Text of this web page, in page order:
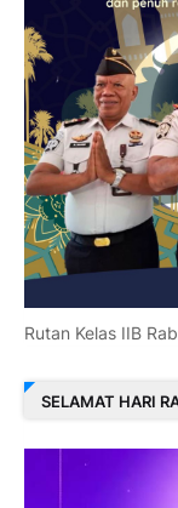
Rutan Kelas IIB
SELAMAT HARI